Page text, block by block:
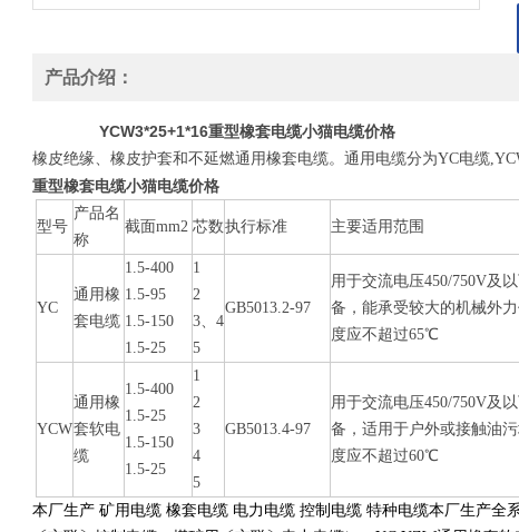
产品介绍：
YCW3*25+1*16重型橡套电缆小猫电缆价格
橡皮绝缘、橡皮护套和不延燃通用橡套电缆。通用电缆分为YC电缆
重型橡套电缆小猫电缆价格
型号
产品名
称
截面mm2 芯数执行标准 主要适用范围
YC
通用橡
套电缆
1.5-400
1.5-95
1.5-150
1.5-25
1
2
3、4
5
GB5013.2-97
用于交流电压450/750V及
备，能承受较大的机械外
度应不超过65℃
YCW
通用橡
套软电
缆
1.5-400
1.5-25
1.5-150
1.5-25
1
2
3
4
5
GB5013.4-97
用于交流电压450/750V及
备，适用于户外或接触油
度应不超过60℃
本厂生产 矿用电缆 橡套电缆 电力电缆 控制电缆 特种电缆本厂生产